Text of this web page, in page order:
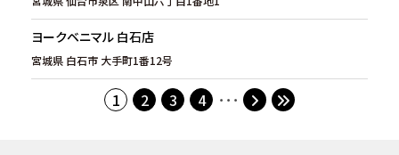
ヨークベニマル 白石店
宮城県 白石市 大手町1番12号
1 2 3 4